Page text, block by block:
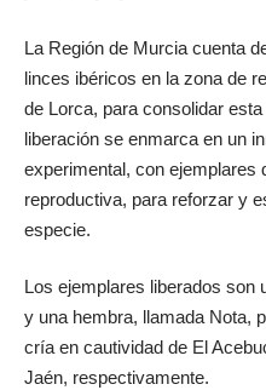
La Región de Murcia cuenta
linces ibéricos en la zona de
de Lorca, para consolidar esta
liberación se enmarca en un
experimental, con ejemplares
reproductiva, para reforzar y
especie.
Los ejemplares liberados son
y una hembra, llamada Nota,
cría en cautividad de El
Jaén, respectivamente.